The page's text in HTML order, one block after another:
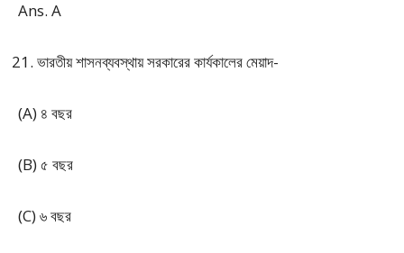
Ans. A
ভারতীয় শাসনব্যবস্থায় সরকারের কার্যকালের মেয়াদ-
(A) ৪ বছর
(B) ৫ বছর
(C) ৬ বছর